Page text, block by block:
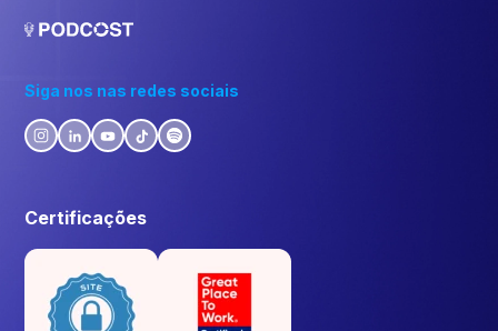
Siga nos nas redes sociais
Certificações